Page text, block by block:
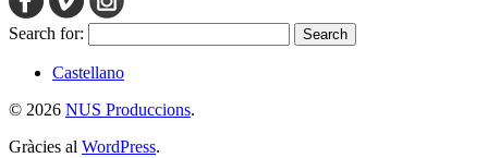
Search for:
Castellano
© 2026 NUS Produccions.
Gràcies al WordPress.